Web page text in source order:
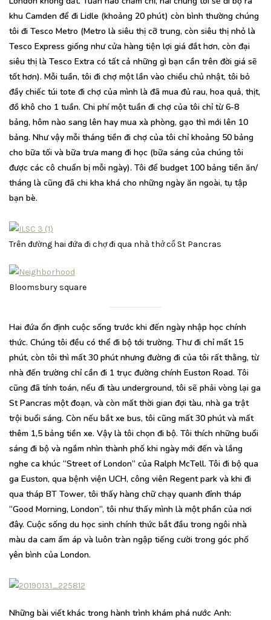
khu Camden để đi Lidle (khoảng 20 phút) còn bình thường chúng
tôi đi Tesco Metro (Metro là siêu thị cỡ trung, còn siêu thị nhỏ là
Tesco Express giống như cửa hàng tiện lợi giá đắt hơn, còn đại
siêu thị là Tesco Extra có tất cả những gì bạn cần trên đời giá sẽ
tốt hơn). Mỗi tuần, tôi đi chợ một lần vào chiều chủ nhật, tôi bỏ
đầy chiếc túi tote đi chợ của mình là đã mua đủ rau, hoa quả, thịt,
đồ khô cho 1 tuần. Chi phí một tuần đi chợ của tôi chỉ từ 6-8
bảng, hôm nào sang lên hay mua xà phòng, gạo thì mới lên 10
bảng. Như vậy mỗi tháng tiền đi chợ của tôi chỉ khoảng 50 bảng
cho bữa tối và bữa trưa mang đi học (bữa sáng của chúng tôi
được các cô chuẩn bị mỗi ngày). Tôi để budget 100 bảng tiền ăn/
tháng là cũng đã chi kha khá cho những ngày ăn ngoài, tụ tập
bạn bè.
Trên đường hai đứa đi chợ đi qua nhà thở cổ St Pancras
Bloomsbury square
Hai đứa ổn định cuộc sống trước khi đến ngày nhập học chính
thức. Chúng tôi đều có thể đi bộ tới trường. Thư đi chỉ mất 15
phút, còn tôi thì mất 30 phút nhưng đường đi của tôi rất thằng, từ
nhà đến trường chỉ cần đi 1 trục đường chính Euston Road. Tôi
cũng đã tính toán, nếu đi tàu underground, tôi sẽ phải vòng lại ga
St Pancras một đoạn, và còn mất thời gian đợi tàu, nhà ga trật
trội buổi sáng. Còn nếu bắt xe bus, tôi cũng mất 30 phút và mất
thêm 1,5 bảng tiền xe. Vậy là tôi chọn đi bộ. Tôi thích những buổi
sáng đi bộ và ngắm nhìn thành phố khi ngày mới đến và lắng
nghe ca khúc “Street of London” của Ralph McTell. Tôi đi bộ qua
ga Euston, qua bệnh viện UCH, công viên Regent park và khi đi
qua tháp BT Tower, tôi thấy hàng chữ chạy quanh đỉnh tháp
“Good Morning, London”, tôi như thấy mình là một phần của nơi
đây. Cuộc sống du học sinh chính thức bắt đầu trong ngôi nhà
màu da cam ấm áp và luôn tràn ngập tiếng cười trong góc phố
yên bình của London.
Những bài viết khác trong hành trình khám phá nước Anh: